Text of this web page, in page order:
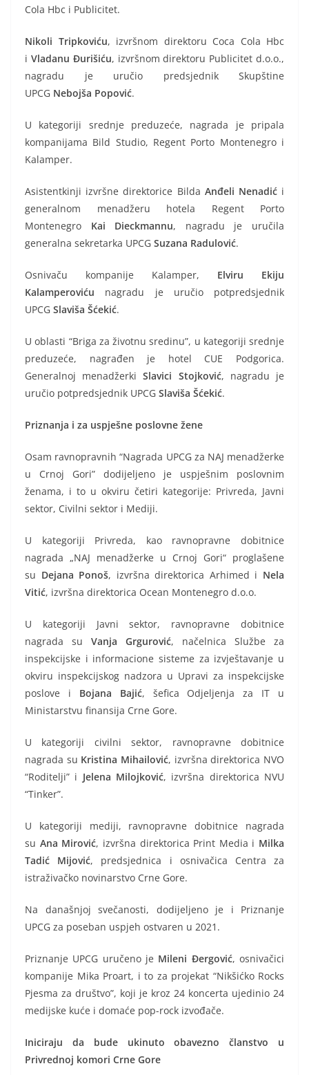
Cola Hbc i Publicitet.
Nikoli Tripkoviću, izvršnom direktoru Coca Cola Hbc
i Vladanu Đurišiću, izvršnom direktoru Publicitet d.o.o.,
nagradu je uručio predsjednik Skupštine
UPCG Nebojša Popović.
U kategoriji srednje preduzeće, nagrada je pripala
kompanijama Bild Studio, Regent Porto Montenegro i
Kalamper.
Asistentkinji izvršne direktorice Bilda Anđeli Nenadići
generalnom menadžeru hotela Regent Porto
Montenegro Kai Dieckmannu, nagradu je uručila
generalna sekretarka UPCG Suzana Radulović.
Osnivaču kompanije Kalamper, Elviru Ekiju
Kalamperoviću nagradu je uručio potpredsjednik
UPCG Slaviša Šćekić.
U oblasti “Briga za životnu sredinu”, u kategoriji srednje
preduzeće, nagrađen je hotel CUE Podgorica.
Generalnoj menadžerkiSlavici Stojković, nagradu je
uručio potpredsjednik UPCG Slaviša Šćekić.
Priznanja i za uspješne poslovne žene
Osam ravnopravnih “Nagrada UPCG za NAJ menadžerke
u Crnoj Gori” dodijeljeno je uspješnim poslovnim
ženama, i to u okviru četiri kategorije: Privreda, Javni
sektor, Civilni sektor i Mediji.
U kategoriji Privreda, kao ravnopravne dobitnice
nagrada „NAJ menadžerke u Crnoj Gori“ proglašene
su Dejana Ponoš, izvršna direktorica Arhimed i Nela
Vitić, izvršna direktorica Ocean Montenegro d.o.o.
U kategoriji Javni sektor, ravnopravne dobitnice
nagrada su Vanja Grgurović, načelnica Službe za
inspekcijske i informacione sisteme za izvještavanje u
okviru inspekcijskog nadzora u Upravi za inspekcijske
poslove i Bojana Bajić, šefica Odjeljenja za IT u
Ministarstvu finansija Crne Gore.
U kategoriji civilni sektor, ravnopravne dobitnice
nagrada su Kristina Mihailović, izvršna direktorica NVO
“Roditelji” i Jelena Milojković, izvršna direktorica NVU
“Tinker”.
U kategoriji mediji, ravnopravne dobitnice nagrada
su Ana Mirović, izvršna direktorica Print Media i Milka
Tadić Mijović, predsjednica i osnivačica Centra za
istraživačko novinarstvo Crne Gore.
Na današnjoj svečanosti, dodijeljeno je i Priznanje
UPCG za poseban uspjeh ostvaren u 2021.
Priznanje UPCG uručeno je Mileni Đergović, osnivačici
kompanije Mika Proart, i to za projekat “Nikšićko Rocks
Pjesma za društvo”, koji je kroz 24 koncerta ujedinio 24
medijske kuće i domaće pop-rock izvođače.
Iniciraju da bude ukinuto obavezno članstvo u
Privrednoj komori Crne Gore